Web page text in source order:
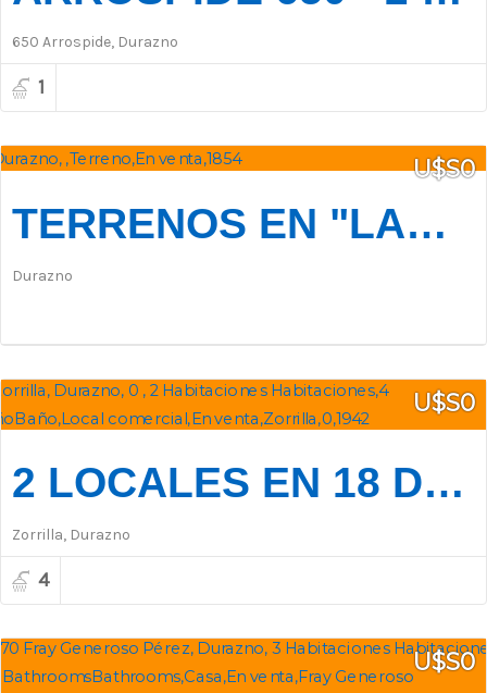
650 Arrospide, Durazno
1
TERRENOS EN "LAS PRADERAS" - ENTREGA DEL 30% Y FINANCIACIÓN
Durazno
U$S0
2 LOCALES EN 18 DE JULIO Y ZORRILLA
Zorrilla, Durazno
4
U$S0
U$S0